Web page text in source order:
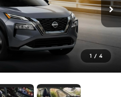
1 / 4